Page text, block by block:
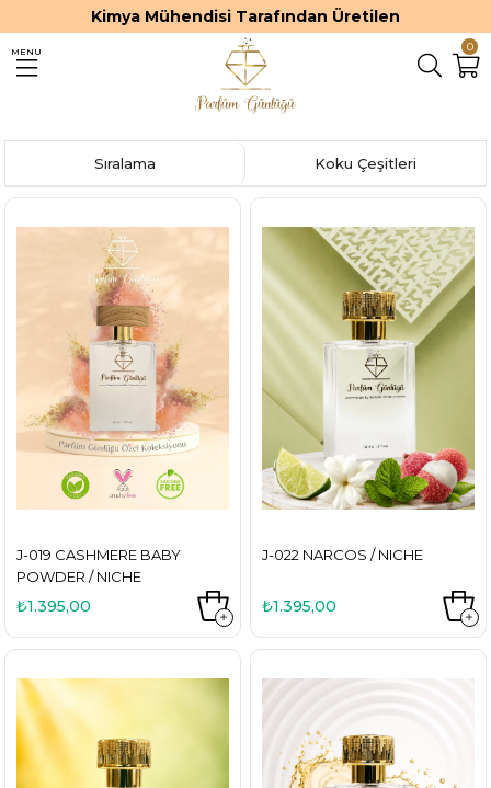
Kimya Mühendisi Tarafından Üretilen
0
MENU
Koku Çeşitleri
Sıralama
J-019 CASHMERE BABY
POWDER / NICHE
₺1.395,00
J-022 NARCOS / NICHE
₺1.395,00